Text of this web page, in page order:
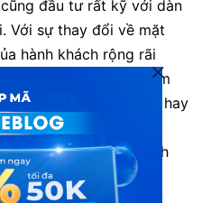
đầu tư rất kỹ với dàn
Với sự thay đổi về mặt
hành khách rộng rãi
khiến cho người nằm
Các chuyến xe dù xa hay
sẽ làm hành khách
thương gia, hành khách
nghỉ ngơi trên xe dễ